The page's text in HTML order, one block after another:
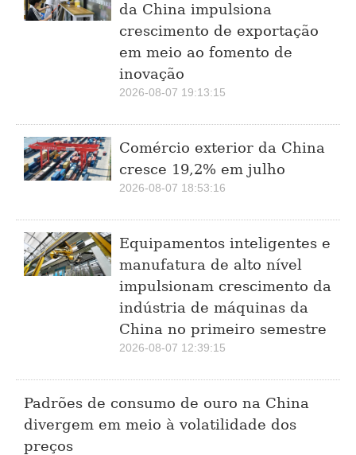
da China impulsiona
crescimento de exportação
em meio ao fomento de
inovação
2026-08-07 19:13:15
Comércio exterior da China
cresce 19,2% em julho
2026-08-07 18:53:16
Equipamentos inteligentes e
manufatura de alto nível
impulsionam crescimento da
indústria de máquinas da
China no primeiro semestre
2026-08-07 12:39:15
Padrões de consumo de ouro na China
divergem em meio à volatilidade dos
preços